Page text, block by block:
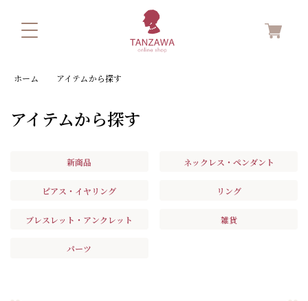
ホーム アイテムから探す
アイテムから探す
新商品 ネックレス・ペンダント
ピアス・イヤリング リング
ブレスレット・アンクレット 雑貨
パーツ